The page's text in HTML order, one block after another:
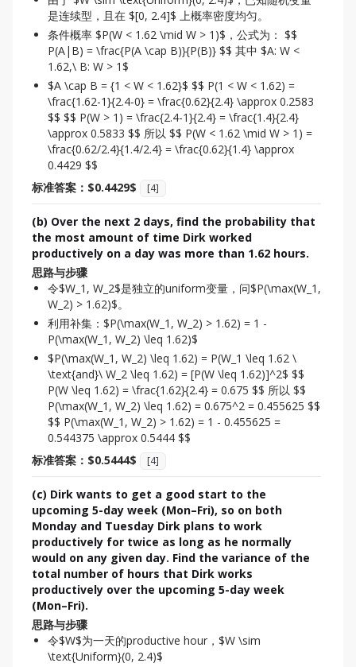
是连续型，且在 $[0, 2.4]$ 上概率密度均匀。
条件概率 $P(W < 1.62 \mid W > 1)$，公式为： $$
P(A|B) = \frac{P(A \cap B)}{P(B)} $$ 其中 $A: W <
1.62,\ B: W > 1$
$A \cap B = {1 < W < 1.62}$ $$ P(1 < W < 1.62) =
\frac{1.62-1}{2.4-0} = \frac{0.62}{2.4} \approx 0.2583
$$ $$ P(W > 1) = \frac{2.4-1}{2.4} = \frac{1.4}{2.4}
\approx 0.5833 $$ 所以 $$ P(W < 1.62 \mid W > 1) =
\frac{0.62/2.4}{1.4/2.4} = \frac{0.62}{1.4} \approx
0.4429 $$
标准答案：$0.4429$
[4]
(b) Over the next 2 days, find the probability that
the most amount of time Dirk worked
productively on a day was more than 1.62 hours.
思路与步骤
令$W_1, W_2$是独立的uniform变量，问$P(\max(W_1,
W_2) > 1.62)$。
利用补集：$P(\max(W_1, W_2) > 1.62) = 1 -
P(\max(W_1, W_2) \leq 1.62)$
$P(\max(W_1, W_2) \leq 1.62) = P(W_1 \leq 1.62 \
\text{and}\ W_2 \leq 1.62) = [P(W \leq 1.62)]^2$ $$
P(W \leq 1.62) = \frac{1.62}{2.4} = 0.675 $$ 所以 $$
P(\max(W_1, W_2) \leq 1.62) = 0.675^2 = 0.455625 $$
$$ P(\max(W_1, W_2) > 1.62) = 1 - 0.455625 =
0.544375 \approx 0.5444 $$
标准答案：$0.5444$
[4]
(c) Dirk wants to get a good start to the
upcoming 5-day week (Mon–Fri), so on both
Monday and Tuesday Dirk plans to work
productively for twice as long as he normally
would on any given day. Find the variance of the
total number of hours that Dirk works
productively over the upcoming 5-day week
(Mon–Fri).
思路与步骤
令$W$为一天的productive hour，$W \sim
\text{Uniform}(0, 2.4)$